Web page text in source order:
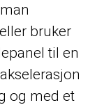
bruker
til en
og med et